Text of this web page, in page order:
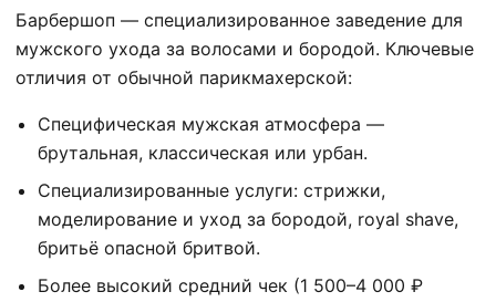
Барбершоп — специализированное заведение для
мужского ухода за волосами и бородой. Ключевые
отличия от обычной парикмахерской:
Специфическая мужская атмосфера —
брутальная, классическая или урбан.
Специализированные услуги: стрижки,
моделирование и уход за бородой, royal shave,
бритьё опасной бритвой.
Более высокий средний чек (1 500–4 000 ₽